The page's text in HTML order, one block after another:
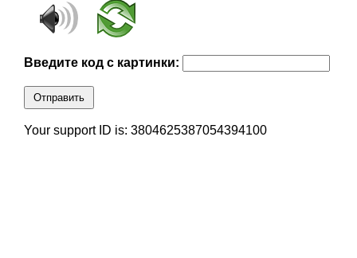
Введите код с картинки:
Отправить
Your support ID is: 3804625387054394100